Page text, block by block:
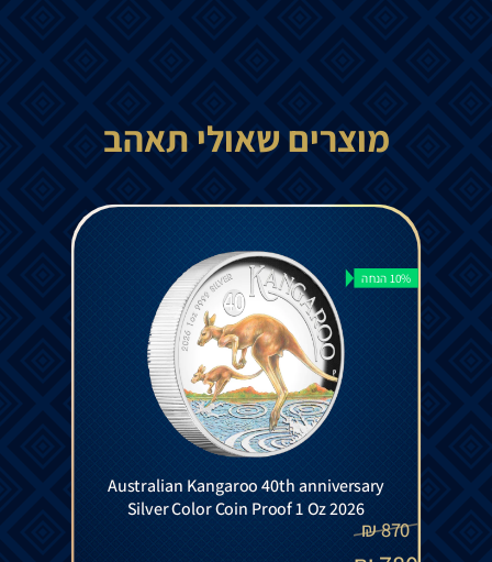
מוצרים שאולי תאהב
10% הנחה
Australian Kangaroo 40th anniversary
Silver Color Coin Proof 1 Oz 2026
870
₪